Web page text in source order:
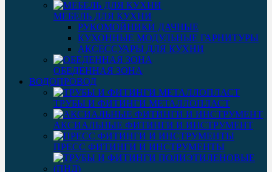
МЕБЕЛЬ ДЛЯ КУХНИ
РУКОМОЙНИКИ ДАЧНЫЕ
КУХОННЫЕ МОДУЛЬНЫЕ ГАРНИТУРЫ
АКСЕССУАРЫ ДЛЯ КУХНИ
ОБЕДЕННАЯ ЗОНА
ВОДОПРОВОД
ТРУБЫ И ФИТИНГИ МЕТАЛЛОПЛАСТ
АКСИАЛЬНЫЕ ФИТИНГИ И ИНСТРУМЕНТ
ПРЕСС ФИТИНГИ И ИНСТРУМЕНТЫ